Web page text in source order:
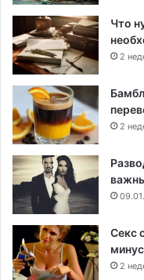
Что
2
2
Секс
2